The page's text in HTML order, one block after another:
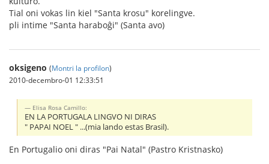
Tial oni vokas lin kiel "Santa krosu" korelingve.
pli intime "Santa haraboĝi" (Santa avo)
oksigeno (Montri la profilon)
2010-decembro-01 12:33:51
Elisa Rosa Camillo:
EN LA PORTUGALA LINGVO NI DIRAS
" PAPAI NOEL " ...(mia lando estas Brasil).
En Portugalio oni diras "Pai Natal" (Pastro Kristnasko)